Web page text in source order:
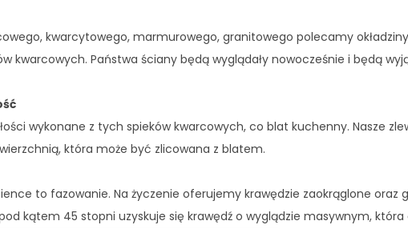
kwarcytowego, marmurowego, granitowego polecamy
kwarcowych. Państwa ściany będą wyglądały nowocześnie i będą
wykonane z tych spieków kwarcowych, co blat kuchenny. Nasze
która może być zlicowana z blatem.
to fazowanie. Na życzenie oferujemy krawędzie zaokrąglone oraz
kątem 45 stopni uzyskuje się krawędź o wyglądzie masywnym,